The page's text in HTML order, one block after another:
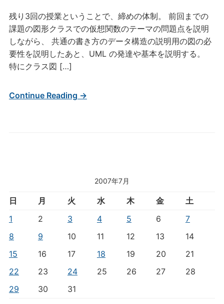
2007年7月
日 月 火 水 木 金
土
1
2 3 4 5 6
7
8
9 10 11 12 13
14
15
16 17 18 19 20
21
22
23 24 25 26 27
28
29
30 31
残り3回の授業ということで、締めの体制。 前回までの
課題の図形クラスでの仮想関数のテーマの問題点を説明
しながら、 共通の書き方のデータ構造の説明用の図の必
要性を説明したあと、UML の発達や基本を説明する。
特にクラス図 […]
Continue Reading →